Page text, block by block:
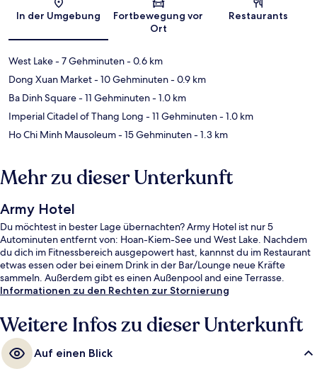
Karte
In der Umgebung
Fortbewegung vor
Ort
Restaurants
West Lake- 7 Gehminuten- 0.6 km
Dong Xuan Market- 10 Gehminuten- 0.9 km
Ba Dinh Square- 11 Gehminuten- 1.0 km
Imperial Citadel of Thang Long - 11 Gehminuten- 1.0 km
Ho Chi Minh Mausoleum- 15 Gehminuten- 1.3 km
Mehr zu dieser Unterkunft
Army Hotel
Du möchtest in bester Lage übernachten? Army Hotel ist nur 5
Autominuten entfernt von: Hoan-Kiem-See und West Lake. Nachdem
du dich im Fitnessbereich ausgepowert hast, kannnst du im Restaurant
etwas essen oder bei einem Drink in der Bar/Lounge neue Kräfte
sammeln. Außerdem gibt es einen Außenpool and eine Terrasse.
Informationen zu den Rechten zur Stornierung
Weitere Infos zu dieser Unterkunft
Auf einen Blick